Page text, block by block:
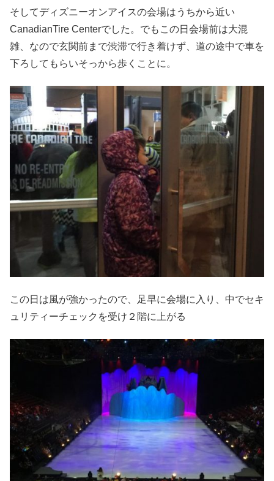
そしてディズニーオンアイスの会場はうちから近い
CanadianTire Centerでした。でもこの日会場前は大混
雑、なので玄関前まで渋滞で行き着けず、道の途中で車を
下ろしてもらいそっから歩くことに。
この日は風が強かったので、足早に会場に入り、中でセキ
ュリティーチェックを受け２階に上がる